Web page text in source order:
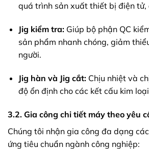
quá trình sản xuất thiết bị điện tử,
Jig kiểm tra:Giúp bộ phận QC
sản phẩm nhanh chóng, giảm
người.
Jig hàn và Jig cắt:Chịu nhiệt và
độ ổn định cho các kết cấu kim
3.2. Gia công chi tiết máy theo yêu
Chúng tôi nhận gia công đa dạng
ứng tiêu chuẩn ngành công nghiệp: